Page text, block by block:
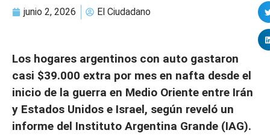
junio 2, 2026 El Ciudadano
Los hogares argentinos con auto gastaron
casi $39.000 extra por mes en nafta desde el
inicio de la guerra en Medio Oriente entre Irán
y Estados Unidos e Israel, según reveló un
informe del Instituto Argentina Grande (IAG).